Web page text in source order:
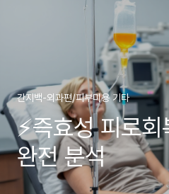
간지백-외과편/피부미용 기타
⚡즉효성 피로
완전 분석